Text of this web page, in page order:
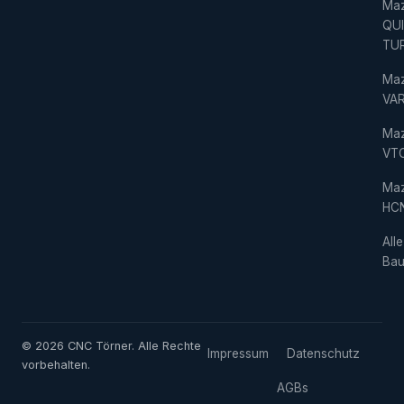
Alle
© 2026 CNC Törner. Alle Rechte
vorbehalten.
Impressum Datenschutz
AGBs